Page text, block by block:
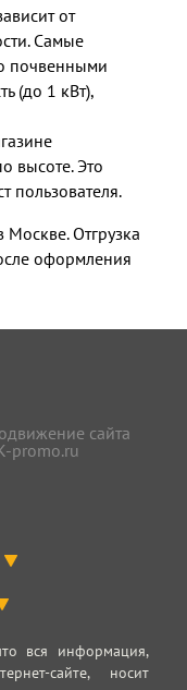
от
Самые
почвенными
(до 1 кВт),
высоте. Это
пользователя.
Отгрузка
оформления
сайта
promo.ru
вся информация,
сайте, носит